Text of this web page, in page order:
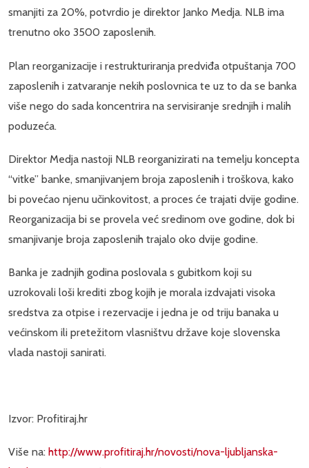
smanjiti za 20%, potvrdio je direktor Janko Medja. NLB ima
trenutno oko 3500 zaposlenih.
Plan reorganizacije i restrukturiranja predviđa otpuštanja 700
zaposlenih i zatvaranje nekih poslovnica te uz to da se banka
više nego do sada koncentrira na servisiranje srednjih i malih
poduzeća.
Direktor Medja nastoji NLB reorganizirati na temelju koncepta
“vitke” banke, smanjivanjem broja zaposlenih i troškova, kako
bi povećao njenu učinkovitost, a proces će trajati dvije godine.
Reorganizacija bi se provela već sredinom ove godine, dok bi
smanjivanje broja zaposlenih trajalo oko dvije godine.
Banka je zadnjih godina poslovala s gubitkom koji su
uzrokovali loši krediti zbog kojih je morala izdvajati visoka
sredstva za otpise i rezervacije i jedna je od triju banaka u
većinskom ili pretežitom vlasništvu države koje slovenska
vlada nastoji sanirati.
Izvor: Profitiraj.hr
Više na: http://www.profitiraj.hr/novosti/nova-ljubljanska-